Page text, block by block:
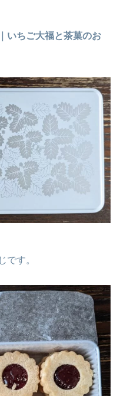
いちご大福と茶菓のお
です。